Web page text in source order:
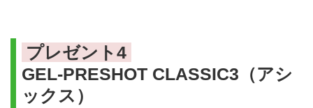
プレゼント4
GEL-PRESHOT CLASSIC3（アシ
ックス）